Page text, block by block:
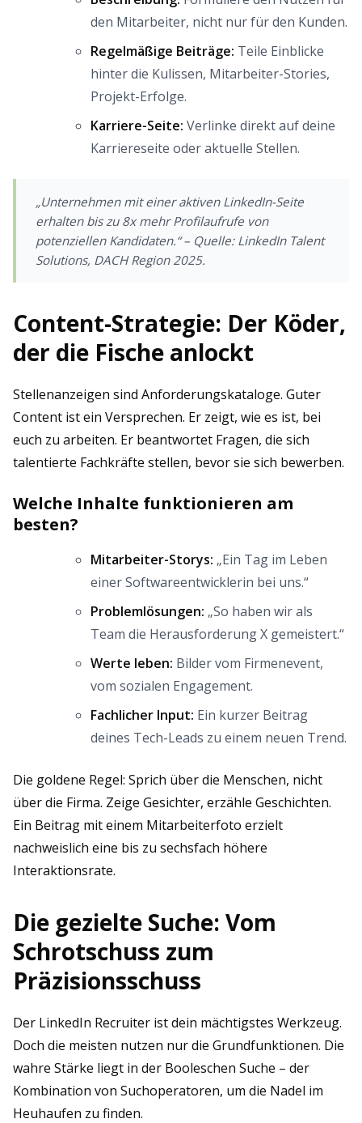
den Mitarbeiter, nicht nur für den Kunden.
Regelmäßige Beiträge: Teile Einblicke
hinter die Kulissen, Mitarbeiter-Stories,
Projekt-Erfolge.
Karriere-Seite: Verlinke direkt auf deine
Karriereseite oder aktuelle Stellen.
„Unternehmen mit einer aktiven LinkedIn-Seite
erhalten bis zu 8x mehr Profilaufrufe von
potenziellen Kandidaten.“ – Quelle: LinkedIn Talent
Solutions, DACH Region 2025.
Content-Strategie: Der Köder,
der die Fische anlockt
Stellenanzeigen sind Anforderungskataloge. Guter
Content ist ein Versprechen. Er zeigt, wie es ist, bei
euch zu arbeiten. Er beantwortet Fragen, die sich
talentierte Fachkräfte stellen, bevor sie sich bewerben.
Welche Inhalte funktionieren am
besten?
Mitarbeiter-Storys: „Ein Tag im Leben
einer Softwareentwicklerin bei uns.“
Problemlösungen: „So haben wir als
Team die Herausforderung X gemeistert.“
Werte leben: Bilder vom Firmenevent,
vom sozialen Engagement.
Fachlicher Input: Ein kurzer Beitrag
deines Tech-Leads zu einem neuen Trend.
Die goldene Regel: Sprich über die Menschen, nicht
über die Firma. Zeige Gesichter, erzähle Geschichten.
Ein Beitrag mit einem Mitarbeiterfoto erzielt
nachweislich eine bis zu sechsfach höhere
Interaktionsrate.
Die gezielte Suche: Vom
Schrotschuss zum
Präzisionsschuss
Der LinkedIn Recruiter ist dein mächtigstes Werkzeug.
Doch die meisten nutzen nur die Grundfunktionen. Die
wahre Stärke liegt in der Booleschen Suche – der
Kombination von Suchoperatoren, um die Nadel im
Heuhaufen zu finden.